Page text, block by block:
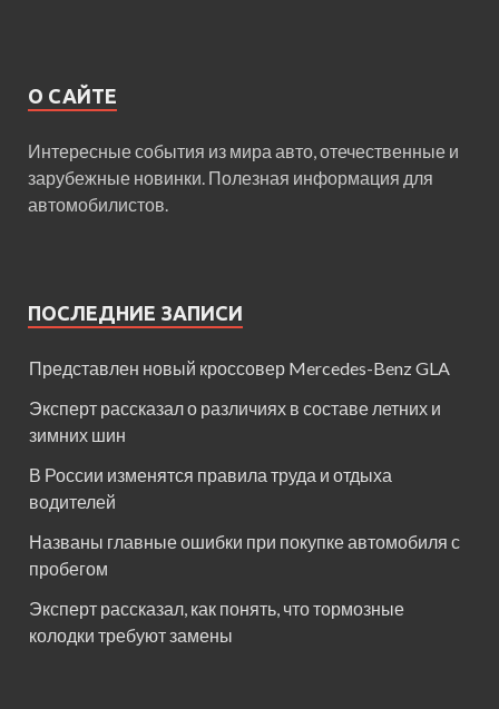
О САЙТЕ
Интересные события из мира авто, отечественные и
зарубежные новинки. Полезная информация для
автомобилистов.
ПОСЛЕДНИЕ ЗАПИСИ
Представлен новый кроссовер Mercedes-Benz GLA
Эксперт рассказал о различиях в составе летних и
зимних шин
В России изменятся правила труда и отдыха
водителей
Названы главные ошибки при покупке автомобиля с
пробегом
Эксперт рассказал, как понять, что тормозные
колодки требуют замены